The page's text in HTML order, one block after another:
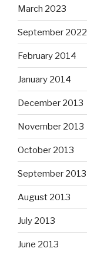
March 2023
September 2022
February 2014
January 2014
December 2013
November 2013
October 2013
September 2013
August 2013
July 2013
June 2013